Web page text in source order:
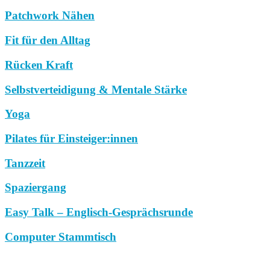
Patchwork Nähen
Fit für den Alltag
Rücken Kraft
Selbstverteidigung & Mentale Stärke
Yoga
Pilates für Einsteiger:innen
Tanzzeit
Spaziergang
Easy Talk – Englisch-Gesprächsrunde
Computer Stammtisch